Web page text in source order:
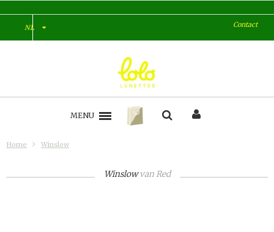
NL Contact
MENU
Home Winslow
WinslowvanRed